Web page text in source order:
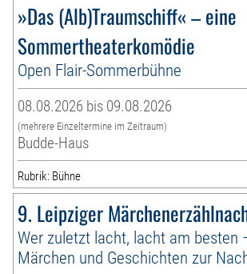
»Das (Alb)Traumschiff« – eine
Sommertheaterkomödie
Open Flair-Sommerbühne
08.08.2026 bis 09.08.2026
(mehrere Einzeltermine im Zeitraum)
Budde-Haus
Rubrik: Bühne
9. Leipziger
Wer zuletzt lacht, lacht am besten
Märchen und Geschichten zur